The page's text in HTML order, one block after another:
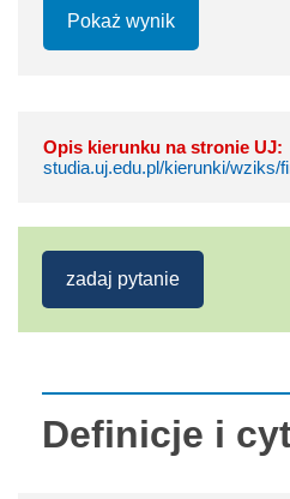
Pokaż wynik
Opis kierunku na stronie UJ:
studia.uj.edu.pl/kierunki/wziks/
zadaj pytanie
Definicje i